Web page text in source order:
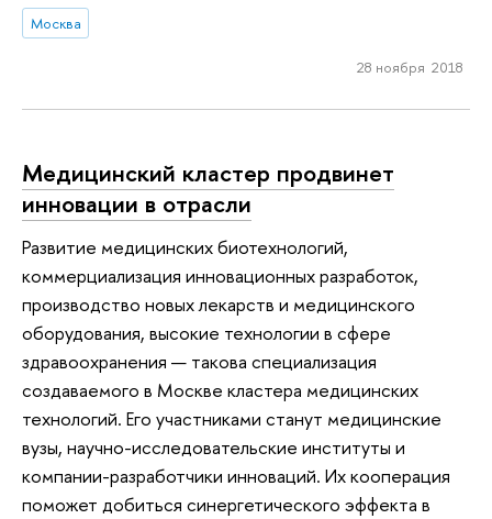
Москва
28 ноября 2018
Медицинский кластер продвинет
инновации в отрасли
Развитие медицинских биотехнологий,
коммерциализация инновационных разработок,
производство новых лекарств и медицинского
оборудования, высокие технологии в сфере
здравоохранения — такова специализация
создаваемого в Москве кластера медицинских
технологий. Его участниками станут медицинские
вузы, научно-исследовательские институты и
компании-разработчики инноваций. Их кооперация
поможет добиться синергетического эффекта в